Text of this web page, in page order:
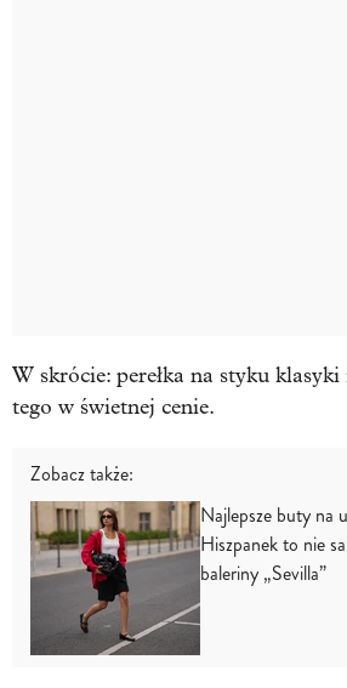
W skrócie: perełka na styku
tego w świetnej cenie.
Zobacz także:
Najlepsze buty na
Hiszpanek to nie
baleriny „Sevilla”